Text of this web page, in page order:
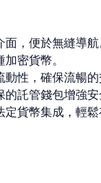
面，便於無縫導航
密貨幣。
動性，確保流暢的
的託管錢包增強安
定貨幣集成，輕鬆